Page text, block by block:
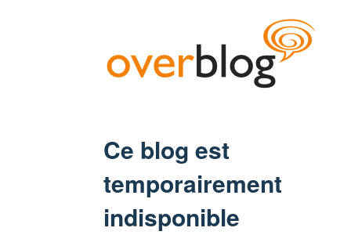
Ce blog est
temporairement
indisponible